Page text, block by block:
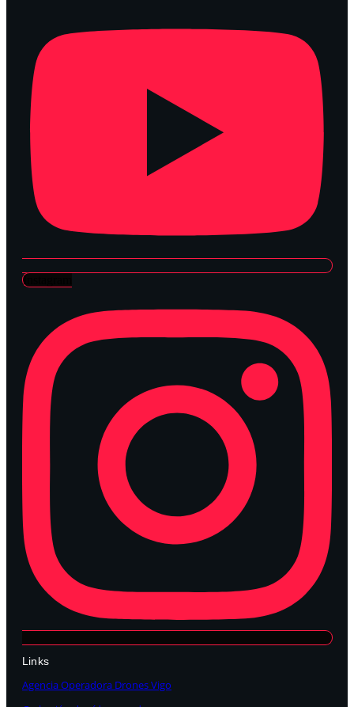
Instagram
Links
Agencia Operadora Drones Vigo